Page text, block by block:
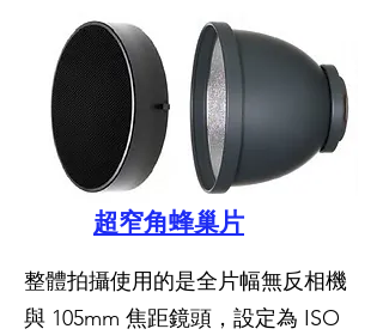
超窄角蜂巢片
整體拍攝使用的是全片幅無反相機
與 105mm 焦距鏡頭，設定為 ISO